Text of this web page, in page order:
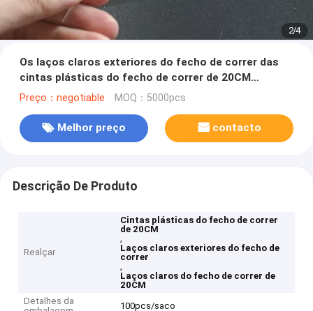
2/4
Os laços claros exteriores do fecho de correr das
cintas plásticas do fecho de correr de 20CM
focalizam infra o OEM
Preço：negotiable MOQ：5000pcs
Melhor preço contacto
Descrição De Produto
Realçar
Cintas plásticas do fecho de correr
de 20CM
,
Laços claros exteriores do fecho de
correr
,
Laços claros do fecho de correr de
20CM
Detalhes da
100pcs/saco